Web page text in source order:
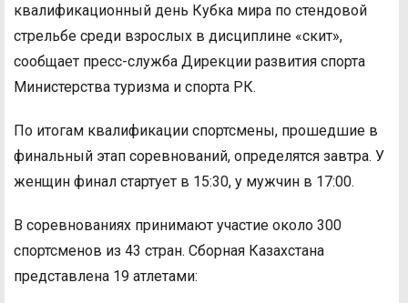
квалификационный день Кубка мира по стендовой
стрельбе среди взрослых в дисциплине «скит»,
сообщает пресс-служба Дирекции развития спорта
Министерства туризма и спорта РК.
По итогам квалификации спортсмены, прошедшие в
финальный этап соревнований, определятся завтра. У
женщин финал стартует в 15:30, у мужчин в 17:00.
В соревнованиях принимают участие около 300
спортсменов из 43 стран. Сборная Казахстана
представлена 19 атлетами: